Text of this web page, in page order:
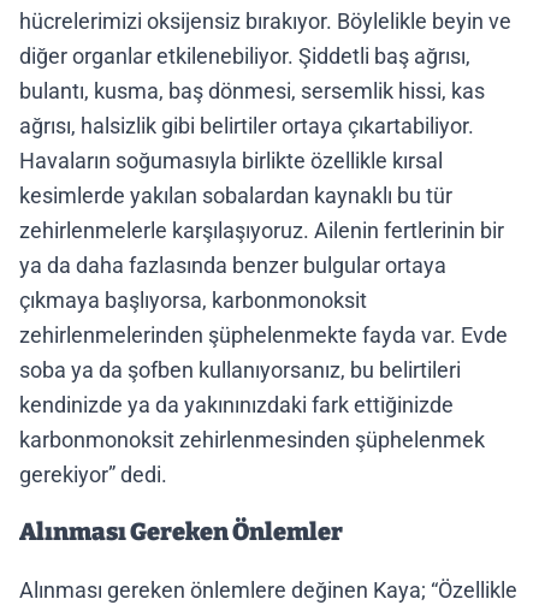
hücrelerimizi oksijensiz bırakıyor. Böylelikle beyin ve
diğer organlar etkilenebiliyor. Şiddetli baş ağrısı,
bulantı, kusma, baş dönmesi, sersemlik hissi, kas
ağrısı, halsizlik gibi belirtiler ortaya çıkartabiliyor.
Havaların soğumasıyla birlikte özellikle kırsal
kesimlerde yakılan sobalardan kaynaklı bu tür
zehirlenmelerle karşılaşıyoruz. Ailenin fertlerinin bir
ya da daha fazlasında benzer bulgular ortaya
çıkmaya başlıyorsa, karbonmonoksit
zehirlenmelerinden şüphelenmekte fayda var. Evde
soba ya da şofben kullanıyorsanız, bu belirtileri
kendinizde ya da yakınınızdaki fark ettiğinizde
karbonmonoksit zehirlenmesinden şüphelenmek
gerekiyor” dedi.
Alınması Gereken Önlemler
Alınması gereken önlemlere değinen Kaya; “Özellikle